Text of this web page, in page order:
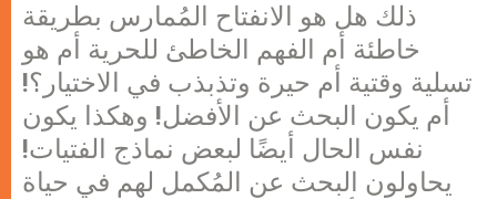
ذلك هل هو الانفتاح المُمارس بطريقة
خاطئة أم الفهم الخاطئ للحرية أم هو
تسلية وقتية أم حيرة وتذبذب في الاختيار؟!
أم يكون البحث عن الأفضل! وهكذا يكون
نفس الحال أيضًا لبعض نماذج الفتيات!
يحاولون البحث عن المُكمل لهم في حياة